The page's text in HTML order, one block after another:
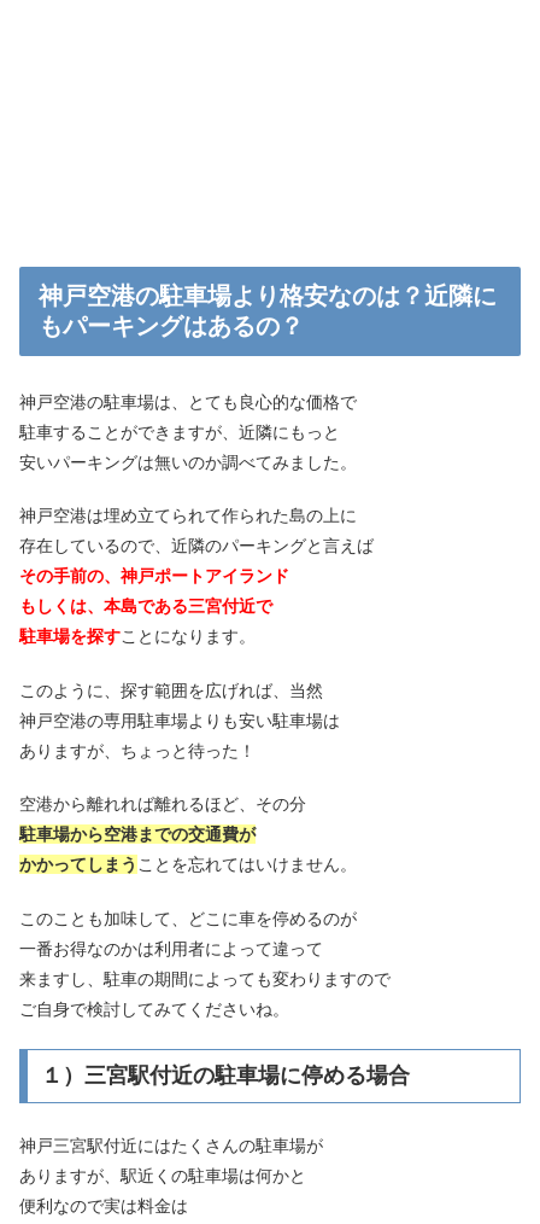
神戸空港の駐車場より格安なのは？近隣に
もパーキングはあるの？
神戸空港の駐車場は、とても良心的な価格で
駐車することができますが、近隣にもっと
安いパーキングは無いのか調べてみました。
神戸空港は埋め立てられて作られた島の上に
存在しているので、近隣のパーキングと言えば
その手前の、神戸ポートアイランド
もしくは、本島である三宮付近で
駐車場を探すことになります。
このように、探す範囲を広げれば、当然
神戸空港の専用駐車場よりも安い駐車場は
ありますが、ちょっと待った！
空港から離れれば離れるほど、その分
駐車場から空港までの交通費が
かかってしまう ことを忘れてはいけません。
このことも加味して、どこに車を停めるのが
一番お得なのかは利用者によって違って
来ますし、駐車の期間によっても変わりますので
ご自身で検討してみてくださいね。
１）三宮駅付近の駐車場に停める場合
神戸三宮駅付近にはたくさんの駐車場が
ありますが、駅近くの駐車場は何かと
便利なので実は料金は